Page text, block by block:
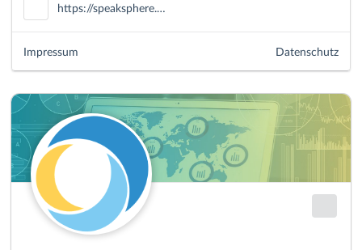
https://speaksphere.…
Datenschutz
Impressum